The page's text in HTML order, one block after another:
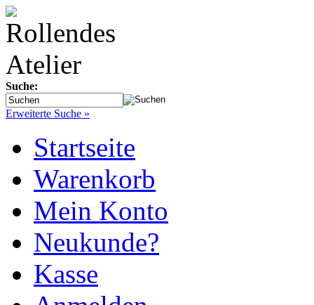
Suche:
Erweiterte Suche »
Startseite
Warenkorb
Mein Konto
Neukunde?
Kasse